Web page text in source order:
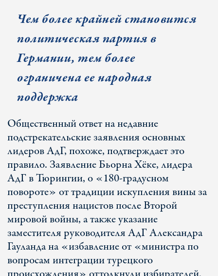
Чем более крайней становится
политическая партия в
Германии, тем более
ограничена ее народная
поддержка
Общественный ответ на недавние
подстрекательские заявления основных
лидеров АдГ, похоже, подтверждает это
правило. Заявление Бьорна Хёке, лидера
АдГ в Тюрингии, о «180-градусном
повороте» от традиции искупления вины за
преступления нацистов после Второй
мировой войны, а также указание
заместителя руководителя АдГ Александра
Гауланда на «избавление от «министра по
вопросам интеграции турецкого